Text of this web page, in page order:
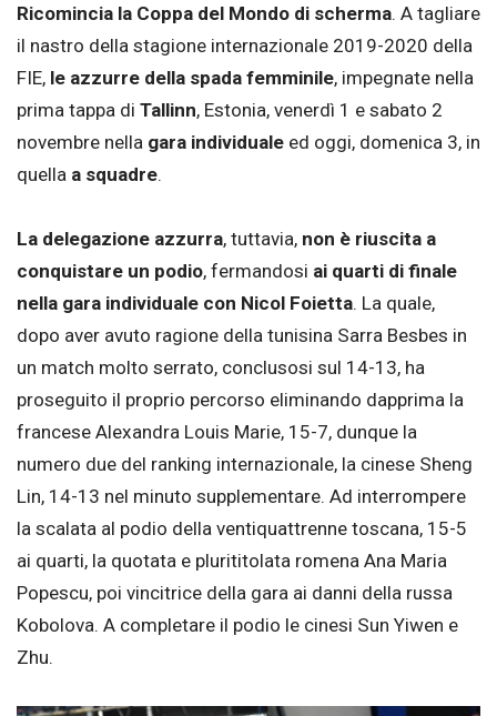
Ricomincia la Coppa del Mondo di scherma. A tagliare
il nastro della stagione internazionale 2019-2020 della
FIE, le azzurre della spada femminile, impegnate nella
prima tappa di Tallinn, Estonia, venerdì 1 e sabato 2
novembre nella gara individuale ed oggi, domenica 3, in
quella a squadre.
La delegazione azzurra, tuttavia, non è riuscita a
conquistare un podio, fermandosi ai quarti di finale
nella gara individuale con Nicol Foietta. La quale,
dopo aver avuto ragione della tunisina Sarra Besbes in
un match molto serrato, conclusosi sul 14-13, ha
proseguito il proprio percorso eliminando dapprima la
francese Alexandra Louis Marie, 15-7, dunque la
numero due del ranking internazionale, la cinese Sheng
Lin, 14-13 nel minuto supplementare. Ad interrompere
la scalata al podio della ventiquattrenne toscana, 15-5
ai quarti, la quotata e plurititolata romena Ana Maria
Popescu, poi vincitrice della gara ai danni della russa
Kobolova. A completare il podio le cinesi Sun Yiwen e
Zhu.